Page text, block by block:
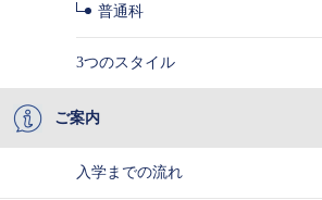
普通科
3つのスタイル
ご案内
入学までの流れ